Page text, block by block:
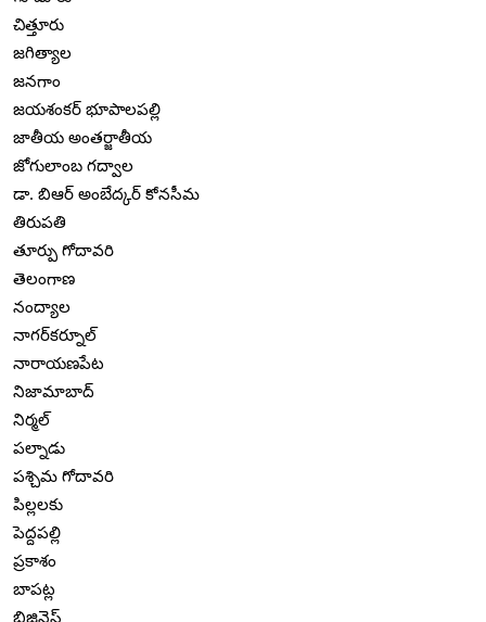
చిత్తూరు
జగిత్యాల
జనగాం
జయశంకర్ భూపాలపల్లి
జాతీయ అంతర్జాతీయ
జోగులాంబ గద్వాల
డా. బిఆర్ అంబేద్కర్ కోనసీమ
తిరుపతి
తూర్పు గోదావరి
తెలంగాణ
నంద్యాల
నాగర్‌కర్నూల్
నారాయణపేట
నిజామాబాద్
నిర్మల్
పల్నాడు
పశ్చిమ గోదావరి
పిల్లలకు
పెద్దపల్లి
ప్రకాశం
బాపట్ల
బిజినెస్